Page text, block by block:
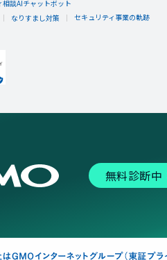
きくなるように、gさんの島を訪れて「はく
相談AIチャットボット
なりすまし対策 セキュリティ事業の軌跡
無料診断中